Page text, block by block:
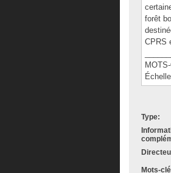
forêt
CPRS
Type:
Mots-